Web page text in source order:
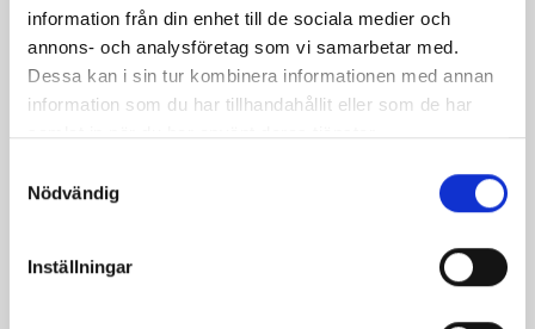
information från din enhet till de sociala medier och
annons- och analysföretag som vi samarbetar med.
Dessa kan i sin tur kombinera informationen med annan
information som du har tillhandahållit eller som de har
samlat in när du har använt deras tjänster.
Nödvändig
Inställningar
Crème Fraichen